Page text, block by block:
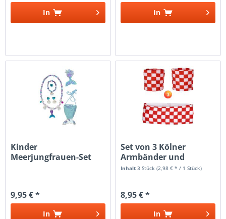
In In
Kinder
Meerjungfrauen-Set
9,95 € *
In
Set von 3 Kölner
Armbänder und
Stirnband rot...
Inhalt3 Stück(2,98 € * / 1 Stück)
8,95 € *
In